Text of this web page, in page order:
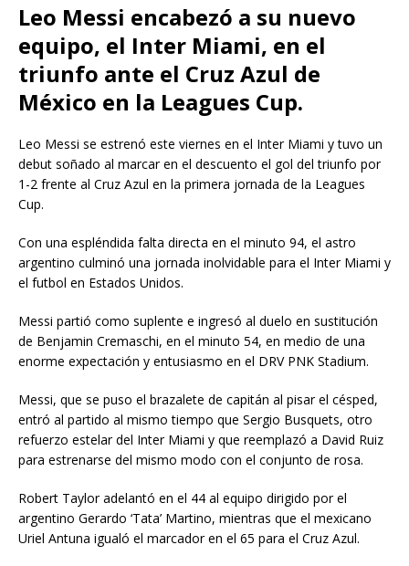
Leo Messi encabezó a su nuevo
equipo, el Inter Miami, en el
triunfo ante el Cruz Azul de
México en la Leagues Cup.
Leo Messi se estrenó este viernes en el Inter Miami y tuvo un
debut soñado al marcar en el descuento el gol del triunfo por
1-2 frente al Cruz Azul en la primera jornada de la Leagues
Cup.
Con una espléndida falta directa en el minuto 94, el astro
argentino culminó una jornada inolvidable para el Inter Miami y
el futbol en Estados Unidos.
Messi partió como suplente e ingresó al duelo en sustitución
de Benjamin Cremaschi, en el minuto 54, en medio de una
enorme expectación y entusiasmo en el DRV PNK Stadium.
Messi, que se puso el brazalete de capitán al pisar el césped,
entró al partido al mismo tiempo que Sergio Busquets, otro
refuerzo estelar del Inter Miami y que reemplazó a David Ruiz
para estrenarse del mismo modo con el conjunto de rosa.
Robert Taylor adelantó en el 44 al equipo dirigido por el
argentino Gerardo ‘Tata’ Martino, mientras que el mexicano
Uriel Antuna igualó el marcador en el 65 para el Cruz Azul.